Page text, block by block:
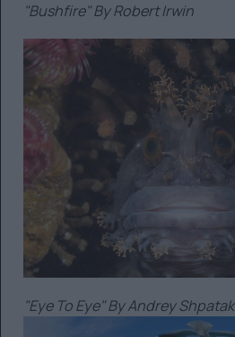
"Bushfire" By Robert Irwin
"Eye To Eye" By Andrey Shpatak